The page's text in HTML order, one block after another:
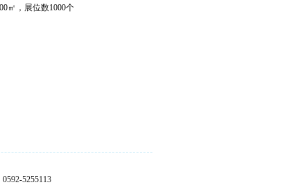
㎡，展位数1000个
5255113